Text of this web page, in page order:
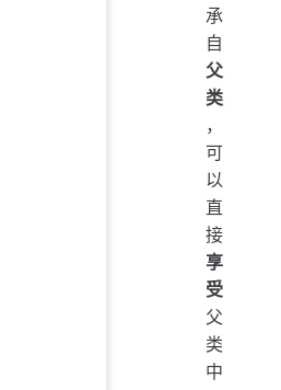
承
自
父
类
，
可
以
直
接
享
受
父
类
中